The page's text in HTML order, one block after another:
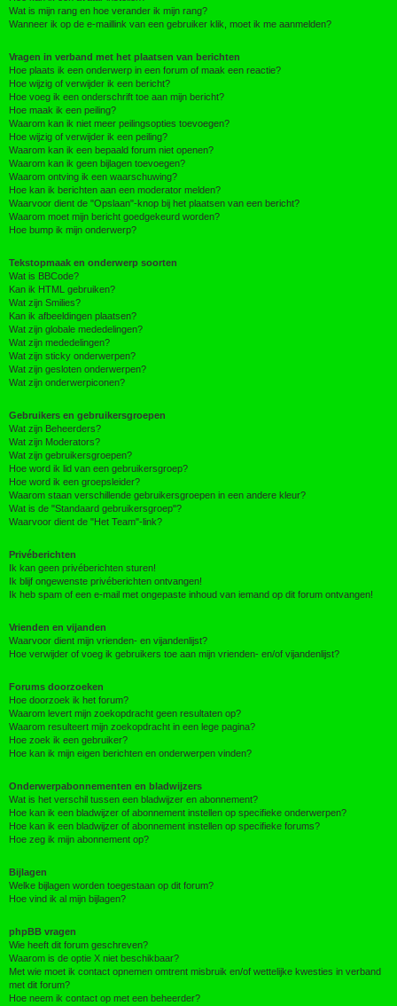
Wat is mijn rang en hoe verander ik mijn rang?
Wanneer ik op de e-maillink van een gebruiker klik, moet ik me aanmelden?
Vragen in verband met het plaatsen van berichten
Hoe plaats ik een onderwerp in een forum of maak een reactie?
Hoe wijzig of verwijder ik een bericht?
Hoe voeg ik een onderschrift toe aan mijn bericht?
Hoe maak ik een peiling?
Waarom kan ik niet meer peilingsopties toevoegen?
Hoe wijzig of verwijder ik een peiling?
Waarom kan ik een bepaald forum niet openen?
Waarom kan ik geen bijlagen toevoegen?
Waarom ontving ik een waarschuwing?
Hoe kan ik berichten aan een moderator melden?
Waarvoor dient de "Opslaan"-knop bij het plaatsen van een bericht?
Waarom moet mijn bericht goedgekeurd worden?
Hoe bump ik mijn onderwerp?
Tekstopmaak en onderwerp soorten
Wat is BBCode?
Kan ik HTML gebruiken?
Wat zijn Smilies?
Kan ik afbeeldingen plaatsen?
Wat zijn globale mededelingen?
Wat zijn mededelingen?
Wat zijn sticky onderwerpen?
Wat zijn gesloten onderwerpen?
Wat zijn onderwerpiconen?
Gebruikers en gebruikersgroepen
Wat zijn Beheerders?
Wat zijn Moderators?
Wat zijn gebruikersgroepen?
Hoe word ik lid van een gebruikersgroep?
Hoe word ik een groepsleider?
Waarom staan verschillende gebruikersgroepen in een andere kleur?
Wat is de "Standaard gebruikersgroep"?
Waarvoor dient de "Het Team"-link?
Privéberichten
Ik kan geen privéberichten sturen!
Ik blijf ongewenste privéberichten ontvangen!
Ik heb spam of een e-mail met ongepaste inhoud van iemand op dit forum ontvangen!
Vrienden en vijanden
Waarvoor dient mijn vrienden- en vijandenlijst?
Hoe verwijder of voeg ik gebruikers toe aan mijn vrienden- en/of vijandenlijst?
Forums doorzoeken
Hoe doorzoek ik het forum?
Waarom levert mijn zoekopdracht geen resultaten op?
Waarom resulteert mijn zoekopdracht in een lege pagina?
Hoe zoek ik een gebruiker?
Hoe kan ik mijn eigen berichten en onderwerpen vinden?
Onderwerpabonnementen en bladwijzers
Wat is het verschil tussen een bladwijzer en abonnement?
Hoe kan ik een bladwijzer of abonnement instellen op specifieke onderwerpen?
Hoe kan ik een bladwijzer of abonnement instellen op specifieke forums?
Hoe zeg ik mijn abonnement op?
Bijlagen
Welke bijlagen worden toegestaan op dit forum?
Hoe vind ik al mijn bijlagen?
phpBB vragen
Wie heeft dit forum geschreven?
Waarom is de optie X niet beschikbaar?
Met wie moet ik contact opnemen omtrent misbruik en/of wettelijke kwesties in verband
met dit forum?
Hoe neem ik contact op met een beheerder?